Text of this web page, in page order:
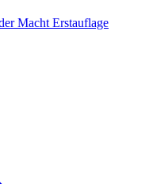
Macht Erstauflage